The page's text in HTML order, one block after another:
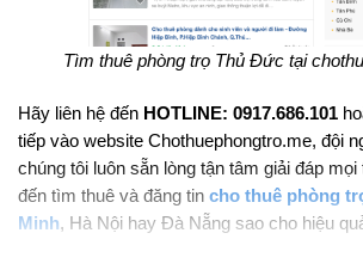
Tìm thuê phòng trọ Thủ Đức tại
Hãy liên hệ đến HOTLINE: 0917.686.101
tiếp vào website Chothuephongtro.me, đội
chúng tôi luôn sẵn lòng tận tâm giải đáp
đến tìm thuê và đăng tin cho thuê phòng
Minh, Hà Nội hay Đà Nẵng sao cho hiệu